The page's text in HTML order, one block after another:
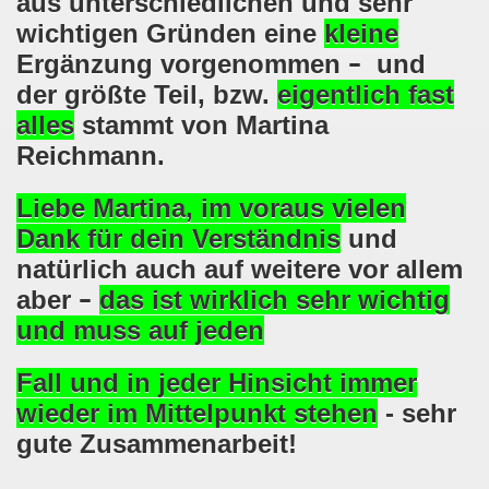
wichtigen Gründen eine kleine
Ergänzung vorgenommen – und
der größte Teil, bzw. eigentlich fast
alles stammt von Martina
Reichmann.
Liebe Martina, im voraus vielen
Dank für dein Verständnis und
natürlich auch auf weitere vor allem
aber – das ist wirklich sehr wichtig
und muss auf jeden
Fall und in jeder Hinsicht immer
wieder im Mittelpunkt stehen - sehr
gute Zusammenarbeit!
den 08.11.2021 Tag des Widerstands für die
Armut und auch gegen Arbeitsplatzvernichtung stand
die Abwälzung der Krisenlasten auf unserem
in Gelsenkirchenen-Buer am 11.10.2021
Gelsenkirchener Montagsdemo-Bewegung am
auch wieder für die Landesliste der
am 13.09.2021 im direkten Gespräch -
solidarisch am 12.07.2021 mit Stefan Engel,
Bewegung Gelsenkirchen am 12.07.2021!
Bürger am 14.06.2021 müssen alle